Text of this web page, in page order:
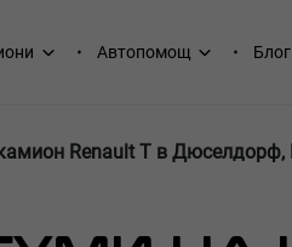
Автопомощ Блог
Renault T в Дюселдорф,